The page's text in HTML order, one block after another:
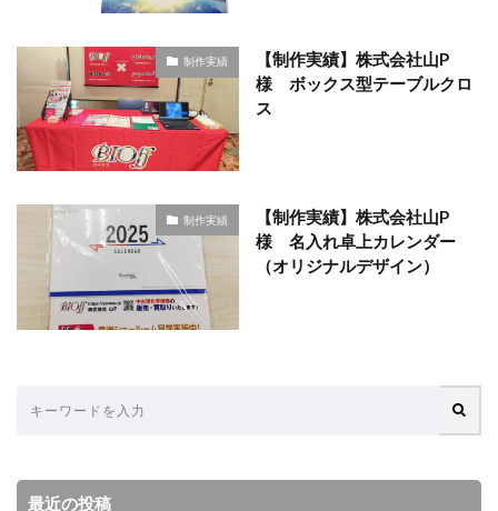
制作実績
【制作実績】株式会社山P
様 ボックス型テーブルクロ
ス
制作実績
【制作実績】株式会社山P
様 名入れ卓上カレンダー
（オリジナルデザイン）
最近の投稿